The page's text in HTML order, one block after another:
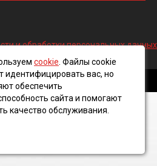
и обработки персональных данных
кабельная компания, 2016 ©
cookie . Файлы cookie
идентифицировать вас, но
обеспечить
сайта и помогают
качество обслуживания.